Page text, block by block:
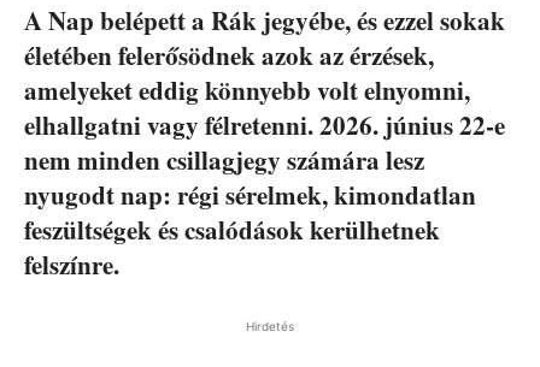
A Nap belépett a Rák jegyébe, és ezzel sokak
életében felerősödnek azok az érzések,
amelyeket eddig könnyebb volt elnyomni,
elhallgatni vagy félretenni. 2026. június 22-e
nem minden csillagjegy számára lesz
nyugodt nap: régi sérelmek, kimondatlan
feszültségek és csalódások kerülhetnek
felszínre.
Hirdetés